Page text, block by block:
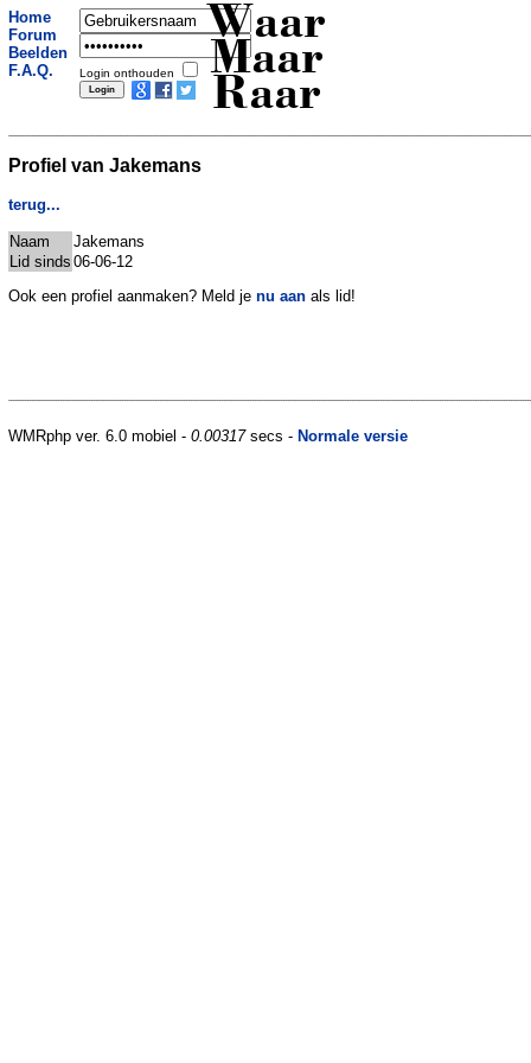
Home
Forum
Beelden
F.A.Q.
Login onthouden
Waar
Maar
Raar
Profiel van Jakemans
terug...
Naam
Jakemans
Lid sinds 06-06-12
Ook een profiel aanmaken? Meld je nu aan als lid!
WMRphp ver. 6.0 mobiel - 0.00317secs - Normale versie